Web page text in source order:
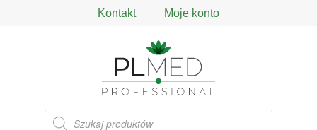
Kontakt Moje konto
Wyszukiwarka
produktów